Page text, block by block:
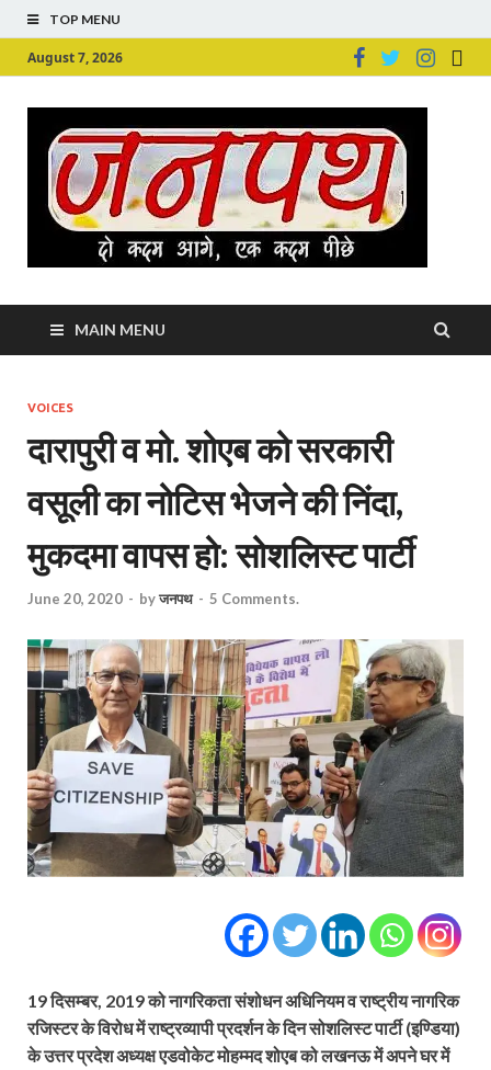
TOP MENU
August 7, 2026
MAIN MENU
VOICES
दारापुरी व मो. शोएब को सरकारी
वसूली का नोटिस भेजने की निंदा,
मुकदमा वापस हो: सोशलिस्ट पार्टी
June 20, 2020 - byजनपथ - 5 Comments.
19 दिसम्बर, 2019 को नागरिकता संशोधन अधिनियम व राष्ट्रीय नागरिक
रजिस्टर के विरोध में राष्ट्रव्यापी प्रदर्शन के दिन सोशलिस्ट पार्टी (इण्डिया)
के उत्तर प्रदेश अध्यक्ष एडवोकेट मोहम्मद शोएब को लखनऊ में अपने घर में